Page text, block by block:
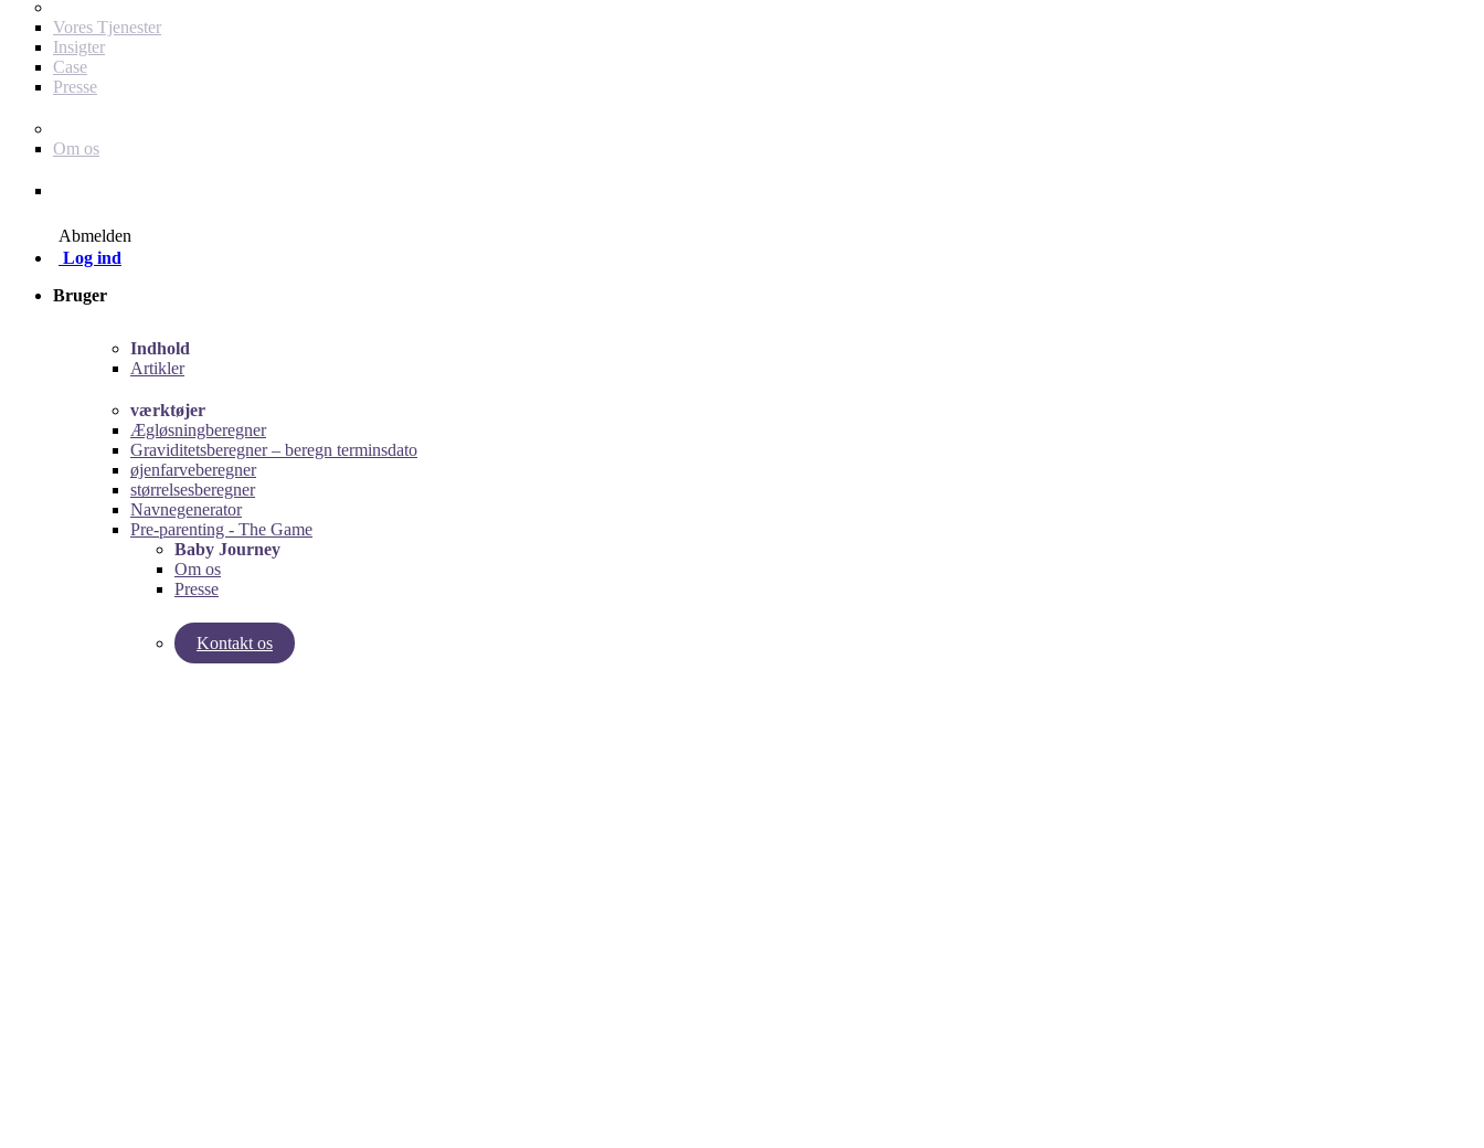
Vores Tjenester
Insigter
Case
Presse
Om os
Abmelden
Log ind
Bruger
Indhold
Artikler
værktøjer
Ægløsningberegner
Graviditetsberegner – beregn terminsdato
øjenfarveberegner
størrelsesberegner
Navnegenerator
Pre-parenting - The Game
Baby Journey
Om os
Presse
Kontakt os